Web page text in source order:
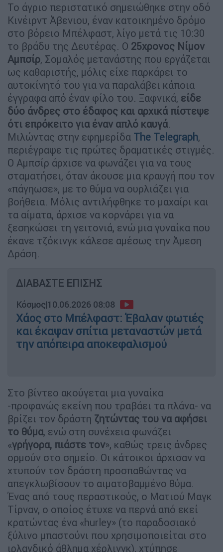
Το άγριο περιστατικό σημειώθηκε στην οδό
Κινέιρντ Άβενιου, έναν κατοικημένο δρόμο
στο βόρειο Μπέλφαστ, λίγο μετά τις 10:30
το βράδυ της Δευτέρας. Ο 25χρονος Νίμον
Αμπσίρ, Σομαλός μετανάστης που εργάζεται
ως καθαριστής, μόλις είχε παρκάρει το
αυτοκίνητό του για να παραλάβει κάποια
έγγραφα από έναν φίλο του. Ξαφνικά, είδε
δύο άνδρες στο έδαφος και αρχικά πίστεψε
ότι επρόκειτο για έναν απλό καυγά.
Μιλώντας στην εφημερίδα The Telegraph,
περιέγραψε τις πρώτες δραματικές στιγμές.
Ο Αμπσίρ άρχισε να φωνάζει για να τους
σταματήσει, όταν άκουσε μια κραυγή που τον
«πάγηωσε», με το θύμα να ουρλιάζει για
βοήθεια. Μόλις αντιλήφθηκε το μαχαίρι και
τα αίματα, άρχισε να κορνάρει για να
ξεσηκώσει τη γειτονιά, ενώ μια γυναίκα που
έκανε τζόκινγκ κάλεσε αμέσως την Άμεση
Δράση.
ΔΙΑΒΑΣΤΕ ΕΠΙΣΗΣ
Κόσμος|10.06.2026 08:08
Χάος στο Μπέλφαστ: Έβαλαν φωτιές
και έκαψαν σπίτια μεταναστών μετά
την απόπειρα αποκεφαλισμού
Στο βίντεο ακούγεται μια γυναίκα
-προφανώς εκείνη που τραβάει τα πλάνα- να
βρίζει τον δράστη ζητώντας του να αφήσει
το θύμα, ενώ στη συνέχεια φωνάζει
«γρήγορα, πιάστε τον», καθώς τρεις άνδρες
ορμούν στο σημείο. Οι κάτοικοι άρχισαν να
χτυπούν τον δράστη προσπαθώντας να
απεγκλωβίσουν το αιματοβαμμένο θύμα.
Ένας από τους περαστικούς, ο Ματιού Μαγκ
Τίρναν, ο οποίος έτυχε να περνά από εκεί
κρατώντας ένα «hurley» (το παραδοσιακό
ξύλινο μπαστούνι που χρησιμοποιείται στο
ιρλανδικό άθλημα χέρλινγκ), χτύπησε